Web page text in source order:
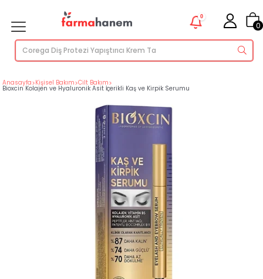
0
0
Anasayfa>Kişisel Bakım>Cilt Bakım>
Bioxcin Kolajen ve Hyaluronik Asit İçerikli Kaş ve Kirpik Serumu